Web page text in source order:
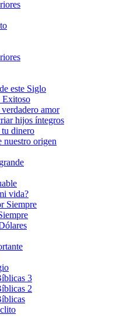
este Siglo
amor
hijos íntegros
tu dinero
nuestro origen
vida?
Siempre
3
2